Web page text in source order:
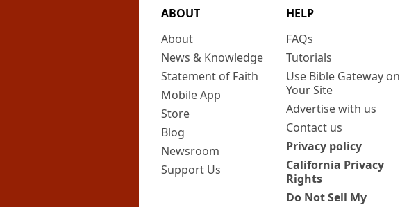
ABOUT
About
News & Knowledge
Statement of Faith
Mobile App
Store
Blog
Newsroom
Support Us
HELP
FAQs
Tutorials
Use Bible Gateway on
Your Site
Advertise with us
Contact us
Privacy policy
California Privacy
Rights
Do Not Sell My